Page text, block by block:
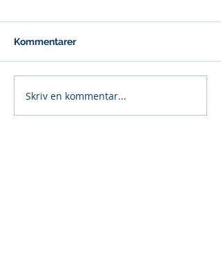
Kommentarer
Skriv en kommentar...